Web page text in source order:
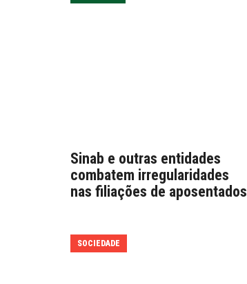
Sinab e outras entidades
combatem irregularidades
nas filiações de aposentados
SOCIEDADE